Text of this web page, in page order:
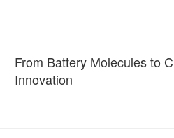
From Battery Molecules to
Innovation